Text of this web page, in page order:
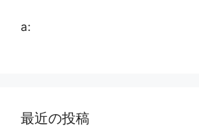
a:
最近の投稿